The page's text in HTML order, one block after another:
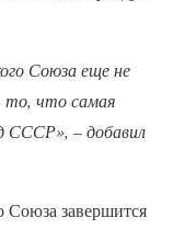
Союза еще не
то, что самая
СССР», – добавил
Союза завершится